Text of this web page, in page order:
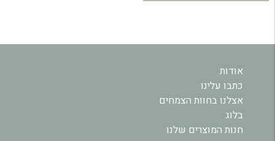
אודות
כתבו עלינו
אצלנו בחוות הצמחים
בלוג
חנות המוצרים שלנו